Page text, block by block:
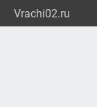
Vrachi02.ru